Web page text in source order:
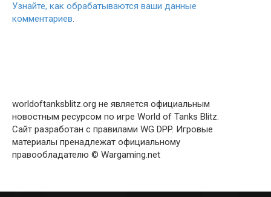
Узнайте, как обрабатываются ваши данные
комментариев.
worldoftanksblitz.org не является официальным
новостным ресурсом по игре World of Tanks Blitz.
Сайт разработан с правилами WG DPP. Игровые
материалы пренадлежат официальному
правообладателю © Wargaming.net